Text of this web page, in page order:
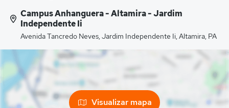
Campus Anhanguera - Altamira - Jardim
Independente Ii
Avenida Tancredo Neves, Jardim Independente Ii, Altamira, PA
Visualizar mapa